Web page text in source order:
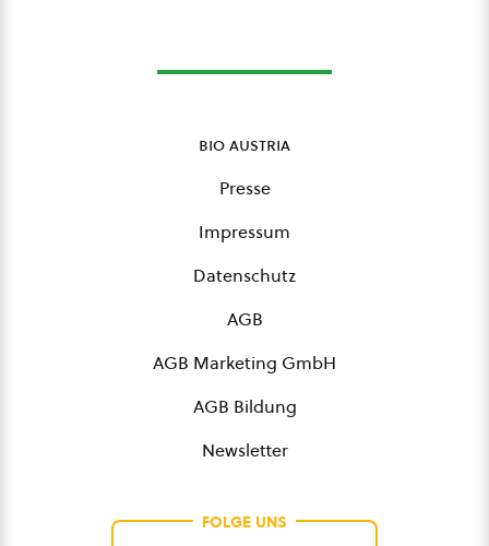
bio austria
Presse
Impressum
Datenschutz
AGB
AGB Marketing GmbH
AGB Bildung
Newsletter
FOLGE UNS